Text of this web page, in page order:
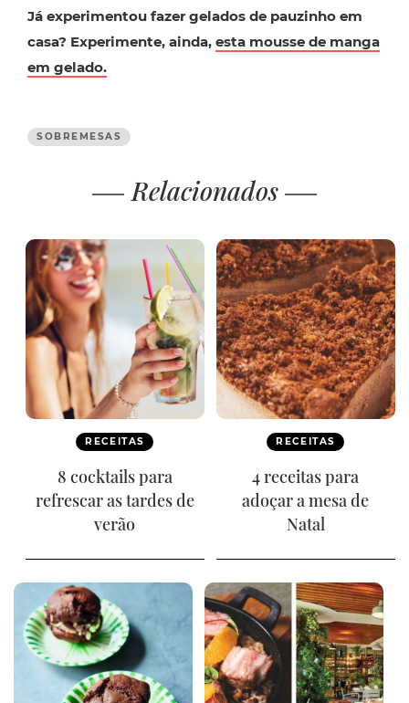
Já experimentou fazer gelados de pauzinho em
casa? Experimente, ainda, esta mousse de manga
em gelado.
SOBREMESAS
Relacionados
RECEITAS
8 cocktails para
refrescar as tardes de
verão
RECEITAS
4 receitas para
adoçar a mesa de
Natal